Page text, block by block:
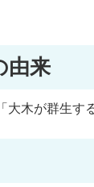
由来
大木が群生す